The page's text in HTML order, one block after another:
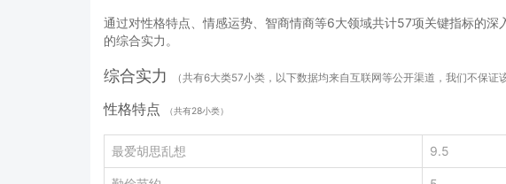
通过对性格特点、情感运势、智商情商等6大领域共计57项关键指标的深
的综合实力。
综合实力 （共有6大类57小类，以下数据均来自互联网等公开渠道，我们不保证
性格特点 （共有28小类）
最爱胡思乱想 9.5